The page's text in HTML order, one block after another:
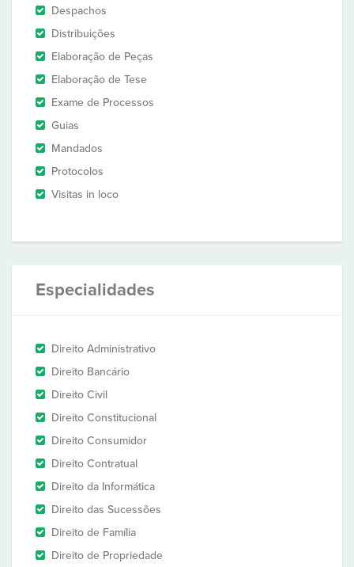
Despachos
Distribuições
Elaboração de Peças
Elaboração de Tese
Exame de Processos
Guias
Mandados
Protocolos
Visitas in loco
Especialidades
Direito Administrativo
Direito Bancário
Direito Civil
Direito Constitucional
Direito Consumidor
Direito Contratual
Direito da Informática
Direito das Sucessões
Direito de Família
Direito de Propriedade